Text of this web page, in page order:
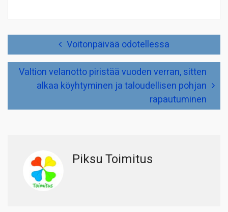
Voitonpäivää odotellessa
Valtion velanotto piristää vuoden verran, sitten
alkaa köyhtyminen ja taloudellisen pohjan
rapautuminen
Piksu Toimitus